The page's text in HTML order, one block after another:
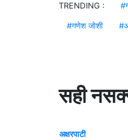
TRENDING : #
#गणेश जोशी #
सही
अक्षरपाटी